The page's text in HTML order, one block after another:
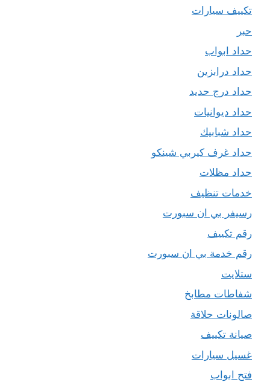
تكييف سيارات
حبر
حداد ابواب
حداد درابزين
حداد درج حديد
حداد ديوانيات
حداد شبابيك
حداد غرف كيربي شينكو
حداد مظلات
خدمات تنظيف
رسيفر بي ان سبورت
رقم تكييف
رقم خدمة بي ان سبورت
ستلايت
شفاطات مطابخ
صالونات حلاقة
صيانة تكييف
غسيل سيارات
فتح ابواب